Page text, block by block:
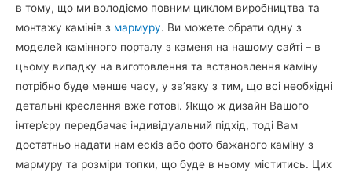
в тому, що ми володіємо повним циклом виробництва та
монтажу камінів з мармуру. Ви можете обрати одну з
моделей камінного порталу з каменя на нашому сайті – в
цьому випадку на виготовлення та встановлення каміну
потрібно буде менше часу, у зв’язку з тим, що всі необхідні
детальні креслення вже готові. Якщо ж дизайн Вашого
інтер’єру передбачає індивідуальний підхід, тоді Вам
достатньо надати нам ескіз або фото бажаного каміну з
мармуру та розміри топки, що буде в ньому міститись. Цих